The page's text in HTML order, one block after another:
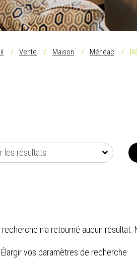
Vente Maison Ménéac
les résultats
n'a retourné aucun résultat.
Élargir vos paramètres de recherche